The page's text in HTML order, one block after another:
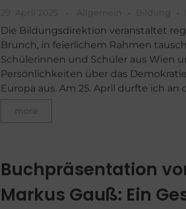
29. April 2025 Allgemein Bildung
Die Bildungsdirektion veranstaltet
Brunch, in feierlichem Rahmen
Schülerinnen und Schüler aus Wien
Persönlichkeiten über das
Europa aus. Am 25. April durfte ich an
more
Buchpräsentation
Markus Gauß: Ein